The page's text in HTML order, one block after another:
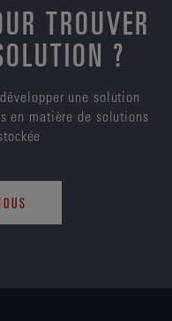
TROUVER
?
une solution
en matière de solutions